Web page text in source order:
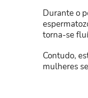
Durante o
torna-se
Contudo,
mulheres